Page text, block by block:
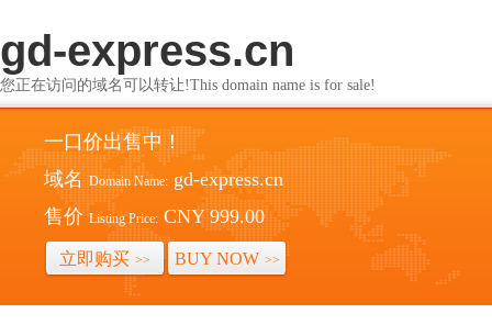
gd-express.cn
您正在访问的域名可以转让!This domain name is for sale!
一口价出售中！
域名 Domain Name: gd-express.cn
售价 Listing Price: CNY 999.00
立即购买 >> BUY NOW >>